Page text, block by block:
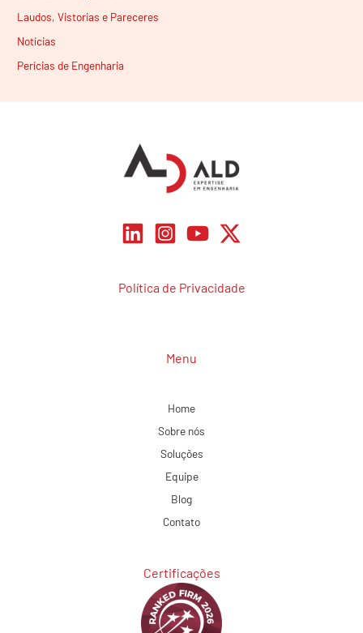
Laudos, Vistorias e Pareceres
Notícias
Perícias de Engenharia
Política de Privacidade
Menu
Home
Sobre nós
Soluções
Equipe
Blog
Contato
Certificações